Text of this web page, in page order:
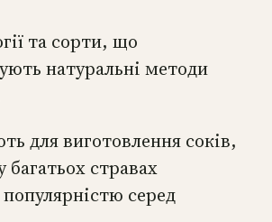
та сорти, що
натуральні методи
для виготовлення соків,
стравах
серед